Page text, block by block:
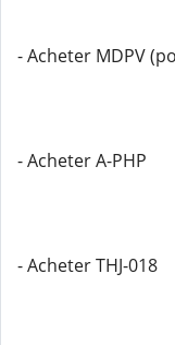
- Acheter MDPV
- Acheter A-PHP
- Acheter THJ-018